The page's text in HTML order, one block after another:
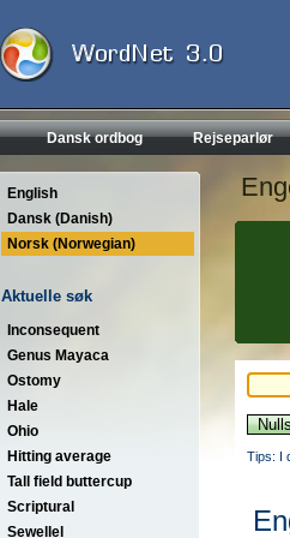
Dansk ordbog Rejseparlør
English
Dansk (Danish)
Norsk (Norwegian)
Aktuelle søk
Inconsequent
Genus Mayaca
Ostomy
Hale
Ohio
Hitting average
Tall field buttercup
Scriptural
Sewellel
Tips: I